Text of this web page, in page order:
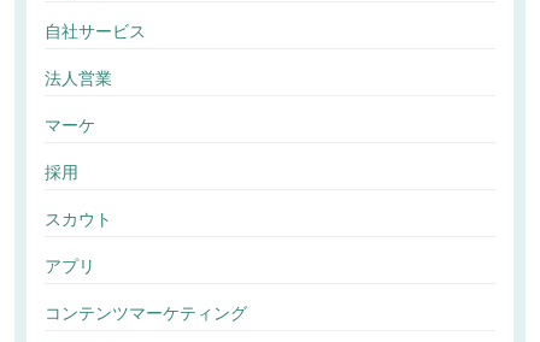
自社サービス
法人営業
マーケ
採用
スカウト
アプリ
コンテンツマーケティング